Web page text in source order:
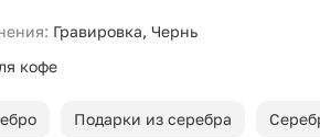
Гравировка, Чернь
кофе
Подарки из серебра